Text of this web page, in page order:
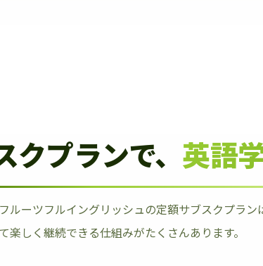
クプランで、 英語
フルーツフルイングリッシュの定額サブスクプラ
て楽しく継続できる仕組みがたくさんあります。